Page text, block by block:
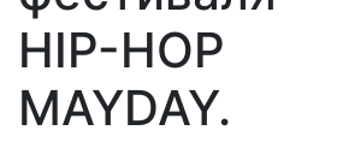
HIP-HOP
MAYDAY.